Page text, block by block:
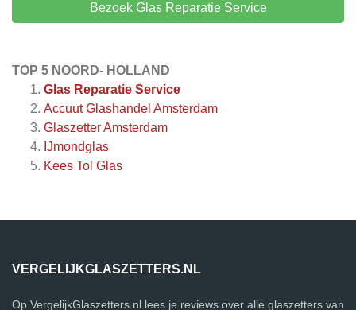
Bezoek Glas Reparatie Service
TOP 5 NOORD- HOLLAND
Glas Reparatie Service
Accuut Glashandel Amsterdam
Glaszetter Amsterdam
IJmondglas
Kees Tol Glas
VERGELIJKGLASZETTERS.NL
Op VergelijkGlaszetters.nl lees je reviews over alle glaszetters van